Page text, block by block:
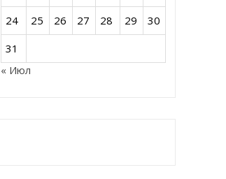
24
25 26 27 28 29
30
31
« Июл